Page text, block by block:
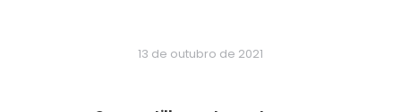
13 de outubro de 2021